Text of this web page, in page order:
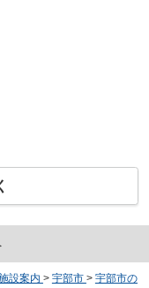
設案内 > 宇部市 > 宇部市の